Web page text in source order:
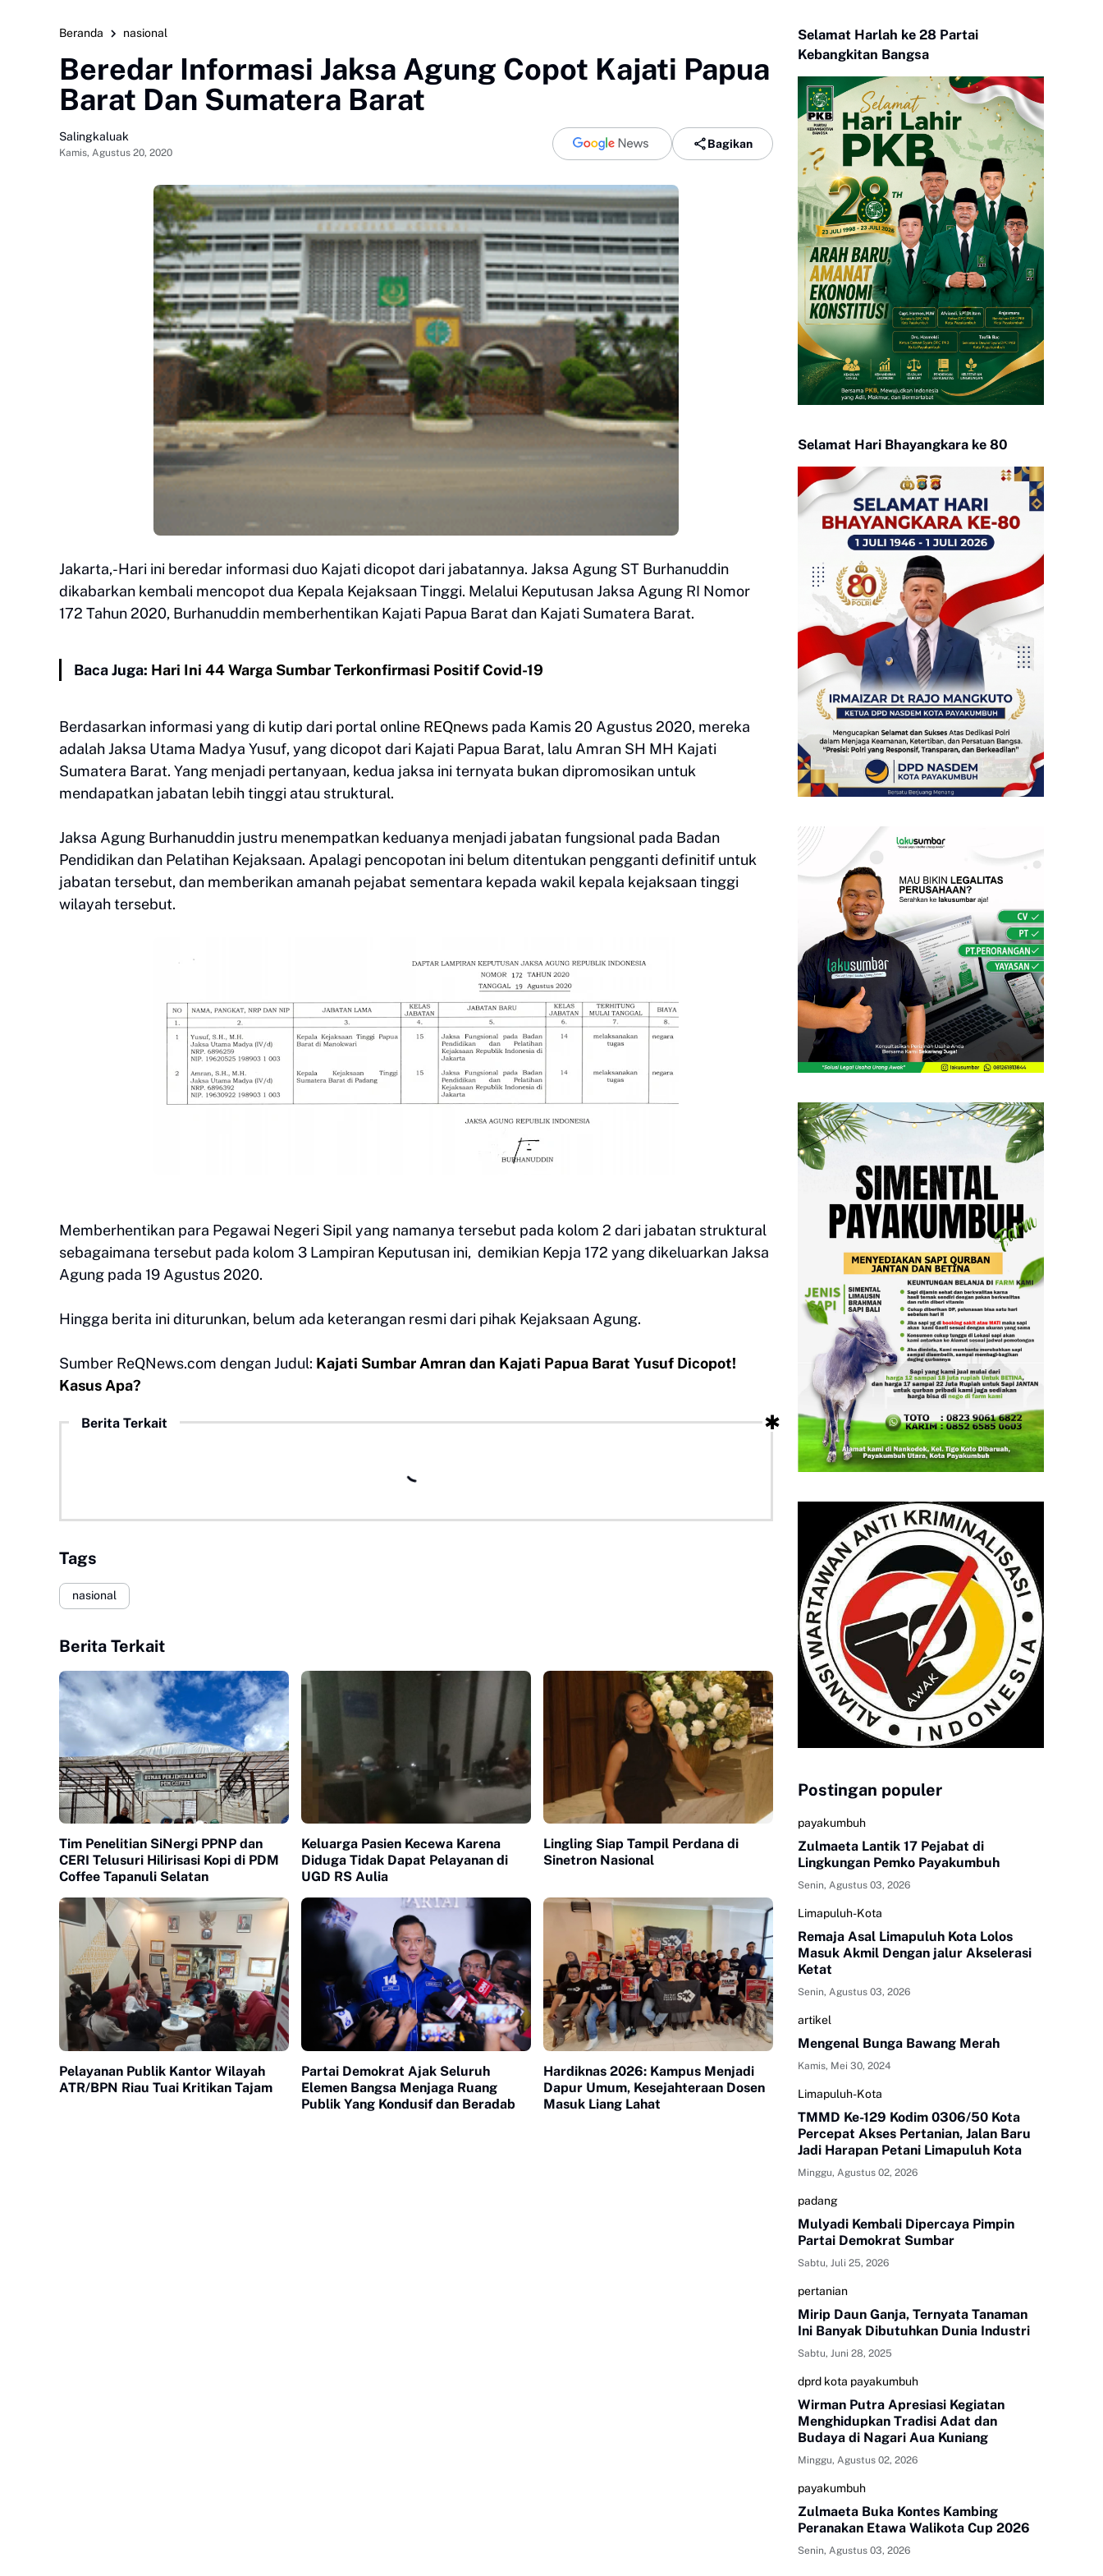
Beranda nasional
Beredar Informasi Jaksa Agung Copot Kajati Papua
Barat Dan Sumatera Barat
Salingkaluak
Kamis, Agustus 20, 2020
Bagikan
Jakarta,-Hari ini beredar informasi duo Kajati dicopot dari jabatannya. Jaksa Agung ST Burhanuddin
dikabarkan kembali mencopot dua Kepala Kejaksaan Tinggi. Melalui Keputusan Jaksa Agung RI Nomor
172 Tahun 2020, Burhanuddin memberhentikan Kajati Papua Barat dan Kajati Sumatera Barat.
Baca Juga: Hari Ini 44 Warga Sumbar Terkonfirmasi Positif Covid-19
Berdasarkan informasi yang di kutip dari portal online REQnews pada Kamis 20 Agustus 2020, mereka
adalah Jaksa Utama Madya Yusuf, yang dicopot dari Kajati Papua Barat, lalu Amran SH MH Kajati
Sumatera Barat. Yang menjadi pertanyaan, kedua jaksa ini ternyata bukan dipromosikan untuk
mendapatkan jabatan lebih tinggi atau struktural.
Jaksa Agung Burhanuddin justru menempatkan keduanya menjadi jabatan fungsional pada Badan
Pendidikan dan Pelatihan Kejaksaan. Apalagi pencopotan ini belum ditentukan pengganti definitif untuk
jabatan tersebut, dan memberikan amanah pejabat sementara kepada wakil kepala kejaksaan tinggi
wilayah tersebut.
Memberhentikan para Pegawai Negeri Sipil yang namanya tersebut pada kolom 2 dari jabatan struktural
sebagaimana tersebut pada kolom 3 Lampiran Keputusan ini, demikian Kepja 172 yang dikeluarkan Jaksa
Agung pada 19 Agustus 2020.
Hingga berita ini diturunkan, belum ada keterangan resmi dari pihak Kejaksaan Agung.
Sumber ReQNews.com dengan Judul: Kajati Sumbar Amran dan Kajati Papua Barat Yusuf Dicopot!
Kasus Apa?
Berita Terkait
Tags
nasional
Berita Terkait
Tim Penelitian SiNergi PPNP dan
CERI Telusuri Hilirisasi Kopi di PDM
Coffee Tapanuli Selatan
Keluarga Pasien Kecewa Karena
Diduga Tidak Dapat Pelayanan di
UGD RS Aulia
Lingling Siap Tampil Perdana di
Sinetron Nasional
Pelayanan Publik Kantor Wilayah
ATR/BPN Riau Tuai Kritikan Tajam
Partai Demokrat Ajak Seluruh
Elemen Bangsa Menjaga Ruang
Publik Yang Kondusif dan Beradab
Hardiknas 2026: Kampus Menjadi
Dapur Umum, Kesejahteraan Dosen
Masuk Liang Lahat
Selamat Harlah ke 28 Partai
Kebangkitan Bangsa
Selamat Hari Bhayangkara ke 80
Postingan populer
payakumbuh
Zulmaeta Lantik 17 Pejabat di
Lingkungan Pemko Payakumbuh
Senin, Agustus 03, 2026
Limapuluh-Kota
Remaja Asal Limapuluh Kota Lolos
Masuk Akmil Dengan jalur Akselerasi
Ketat
Senin, Agustus 03, 2026
artikel
Mengenal Bunga Bawang Merah
Kamis, Mei 30, 2024
Limapuluh-Kota
TMMD Ke-129 Kodim 0306/50 Kota
Percepat Akses Pertanian, Jalan Baru
Jadi Harapan Petani Limapuluh Kota
Minggu, Agustus 02, 2026
padang
Mulyadi Kembali Dipercaya Pimpin
Partai Demokrat Sumbar
Sabtu, Juli 25, 2026
pertanian
Mirip Daun Ganja, Ternyata Tanaman
Ini Banyak Dibutuhkan Dunia Industri
Sabtu, Juni 28, 2025
dprd kota payakumbuh
Wirman Putra Apresiasi Kegiatan
Menghidupkan Tradisi Adat dan
Budaya di Nagari Aua Kuniang
Minggu, Agustus 02, 2026
payakumbuh
Zulmaeta Buka Kontes Kambing
Peranakan Etawa Walikota Cup 2026
Senin, Agustus 03, 2026